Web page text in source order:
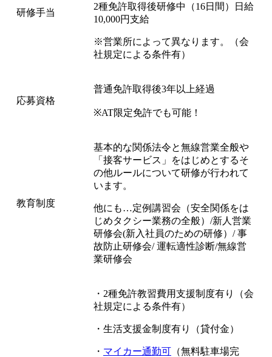
研修手当
2種免許取得後研修中（16日間）日給
10,000円支給
※営業所によって異なります。（会
社規定による条件有）
応募資格
普通免許取得後3年以上経過
※AT限定免許でも可能！
教育制度
基本的な関係法令と無線営業全般や
「接客サービス」をはじめとするそ
の他ルールについて研修が行われて
います。
他にも…定例講習会（安全関係をは
じめタクシー業務の全般）/新人営業
研修会(新入社員のための研修）/ 事
故防止研修会/ 運転適性診断/無線営
業研修会
・2種免許教習費用支援制度有り（会
社規定による条件有）
・生活支援金制度有り（貸付金）
・ マイカー通勤可 （無料駐車場完